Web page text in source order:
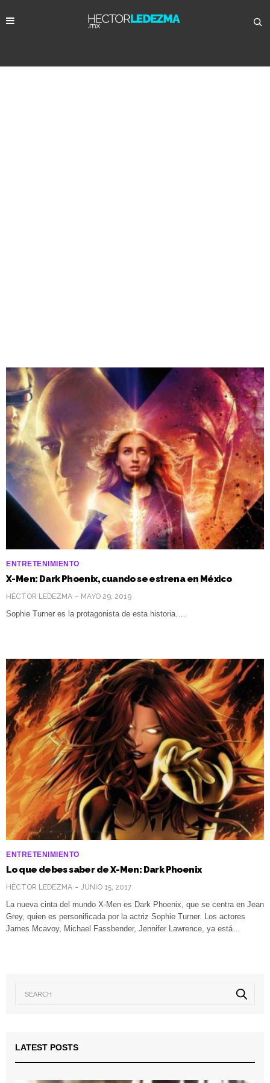
ENTRETENIMIENTO
X-Men: Dark Phoenix, cuando se estrena en México
HÉCTOR LEDEZMA MAYO 29, 2019
Sophie Turner es la protagonista de esta historia.…
ENTRETENIMIENTO
Lo que debes saber de X-Men: Dark Phoenix
HÉCTOR LEDEZMA JUNIO 15, 2017
La nueva cinta del mundo X-Men es Dark Phoenix, que se centra en Jean
Grey, quien es personificada por la actriz Sophie Turner. Los actores
James Mcavoy, Michael Fassbender, Jennifer Lawrence, ya está…
LATEST POSTS